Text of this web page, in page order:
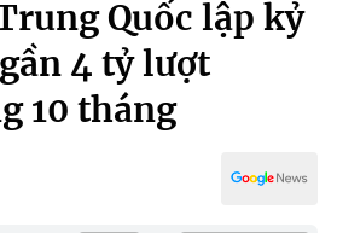
trí
Quốc lập kỷ
4 tỷ lượt
10 tháng